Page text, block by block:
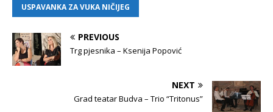
USPAVANKA ZA VUKA NIČIJEG
PREVIOUS
Trg pjesnika – Ksenija Popović
NEXT
Grad teatar Budva – Trio “Tritonus”